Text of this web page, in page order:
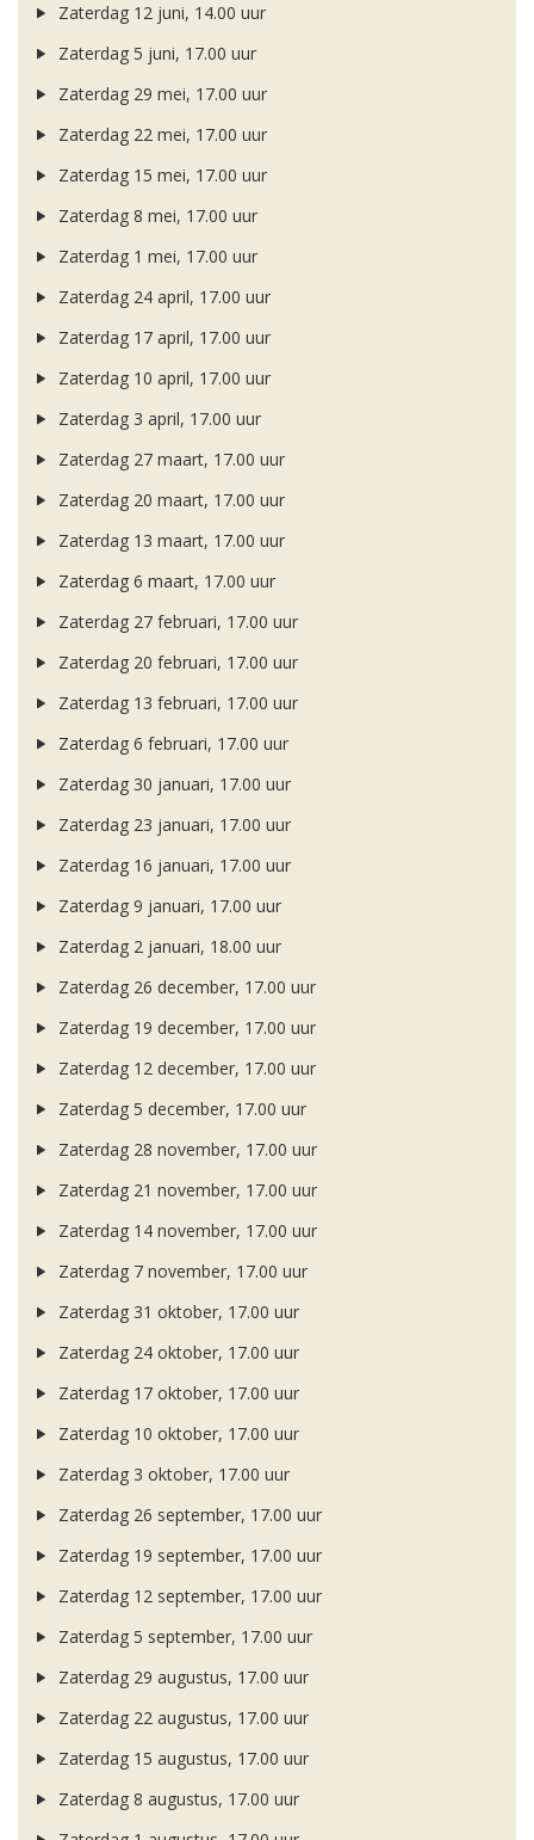
Zaterdag 12 juni, 14.00 uur
Zaterdag 5 juni, 17.00 uur
Zaterdag 29 mei, 17.00 uur
Zaterdag 22 mei, 17.00 uur
Zaterdag 15 mei, 17.00 uur
Zaterdag 8 mei, 17.00 uur
Zaterdag 1 mei, 17.00 uur
Zaterdag 24 april, 17.00 uur
Zaterdag 17 april, 17.00 uur
Zaterdag 10 april, 17.00 uur
Zaterdag 3 april, 17.00 uur
Zaterdag 27 maart, 17.00 uur
Zaterdag 20 maart, 17.00 uur
Zaterdag 13 maart, 17.00 uur
Zaterdag 6 maart, 17.00 uur
Zaterdag 27 februari, 17.00 uur
Zaterdag 20 februari, 17.00 uur
Zaterdag 13 februari, 17.00 uur
Zaterdag 6 februari, 17.00 uur
Zaterdag 30 januari, 17.00 uur
Zaterdag 23 januari, 17.00 uur
Zaterdag 16 januari, 17.00 uur
Zaterdag 9 januari, 17.00 uur
Zaterdag 2 januari, 18.00 uur
Zaterdag 26 december, 17.00 uur
Zaterdag 19 december, 17.00 uur
Zaterdag 12 december, 17.00 uur
Zaterdag 5 december, 17.00 uur
Zaterdag 28 november, 17.00 uur
Zaterdag 21 november, 17.00 uur
Zaterdag 14 november, 17.00 uur
Zaterdag 7 november, 17.00 uur
Zaterdag 31 oktober, 17.00 uur
Zaterdag 24 oktober, 17.00 uur
Zaterdag 17 oktober, 17.00 uur
Zaterdag 10 oktober, 17.00 uur
Zaterdag 3 oktober, 17.00 uur
Zaterdag 26 september, 17.00 uur
Zaterdag 19 september, 17.00 uur
Zaterdag 12 september, 17.00 uur
Zaterdag 5 september, 17.00 uur
Zaterdag 29 augustus, 17.00 uur
Zaterdag 22 augustus, 17.00 uur
Zaterdag 15 augustus, 17.00 uur
Zaterdag 8 augustus, 17.00 uur